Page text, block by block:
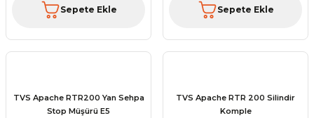
Sepete Ekle Sepete Ekle
TVS Apache RTR200 Yan Sehpa
Stop Müşürü E5
TVS Apache RTR 200 Silindir
Komple